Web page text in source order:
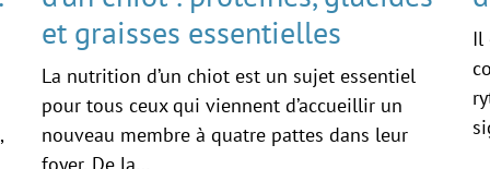
et graisses essentielles
La nutrition d’un chiot est un sujet essentiel
pour tous ceux qui viennent d’accueillir un
nouveau membre à quatre pattes dans leur
Il